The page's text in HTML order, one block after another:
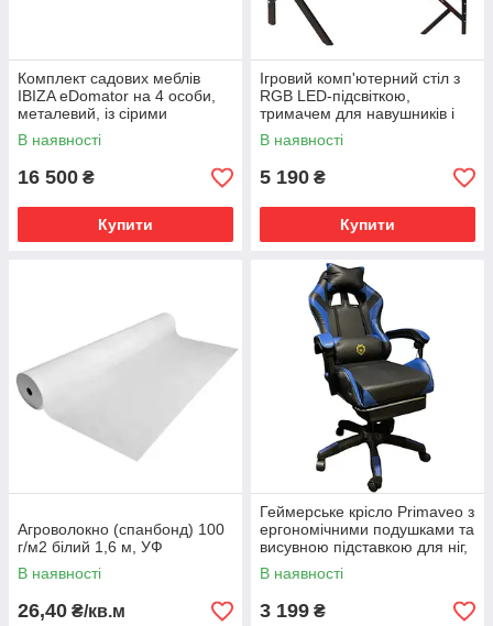
Комплект садових меблів
IBIZA eDomator на 4 особи,
металевий, із сірими
подушками
В наявності
16 500 ₴
Купити
Ігровий комп'ютерний стіл з
RGB LED-підсвіткою,
тримачем для навушників і
чашки, Чорний
В наявності
5 190 ₴
Купити
Агроволокно (спанбонд) 100
г/м2 білий 1,6 м, УФ
В наявності
26,40 ₴/кв.м
Геймерське крісло Primaveo з
ергономічними подушками та
висувною підставкою для ніг,
Чорний/Синій
В наявності
3 199 ₴